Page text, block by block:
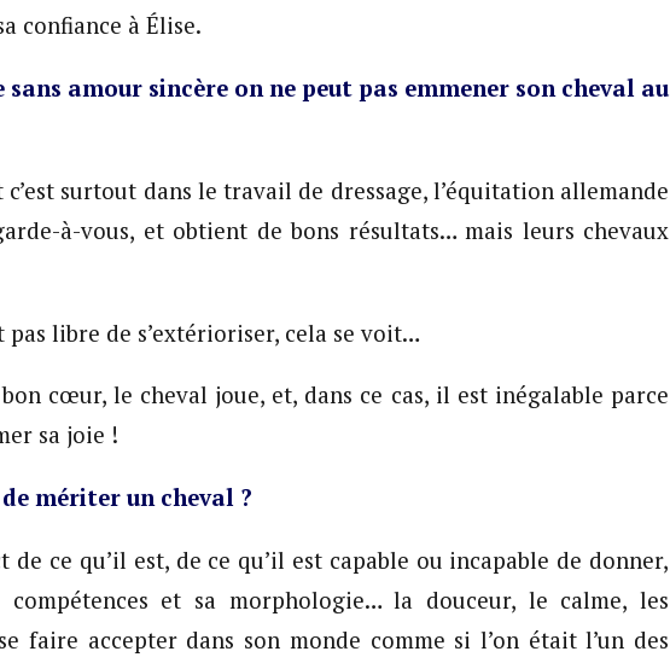
confiance à Élise.
amour sincère on ne peut pas emmener son cheval au
surtout dans le travail de dressage, l’équitation allemande
à-vous, et obtient de bons résultats… mais leurs chevaux
pas libre de s’extérioriser, cela se voit…
cœur, le cheval joue, et, dans ce cas, il est inégalable parce
sa joie !
mériter un cheval ?
de ce qu’il est, de ce qu’il est capable ou incapable de donner,
compétences et sa morphologie… la douceur, le calme, les
faire accepter dans son monde comme si l’on était l’un des